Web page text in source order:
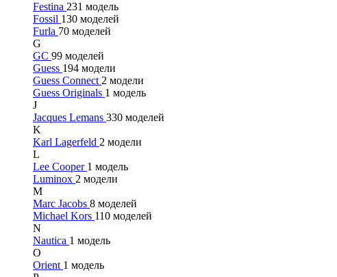
Festina 231 модель
Fossil 130 моделей
Furla 70 моделей
G
GC 99 моделей
Guess 194 модели
Guess Connect 2 модели
Guess Originals 1 модель
J
Jacques Lemans 330 моделей
K
Karl Lagerfeld 2 модели
L
Lee Cooper 1 модель
Luminox 2 модели
M
Marc Jacobs 8 моделей
Michael Kors 110 моделей
N
Nautica 1 модель
O
Orient 1 модель